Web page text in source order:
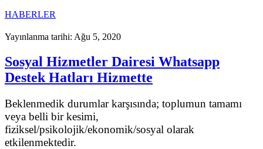
HABERLER
Yayınlanma tarihi: Ağu 5, 2020
Sosyal Hizmetler Dairesi Whatsapp
Destek Hatları Hizmette
Beklenmedik durumlar karşısında; toplumun tamamı
veya belli bir kesimi,
fiziksel/psikolojik/ekonomik/sosyal olarak
etkilenmektedir.